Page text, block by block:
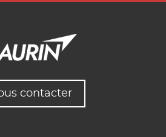
contacter